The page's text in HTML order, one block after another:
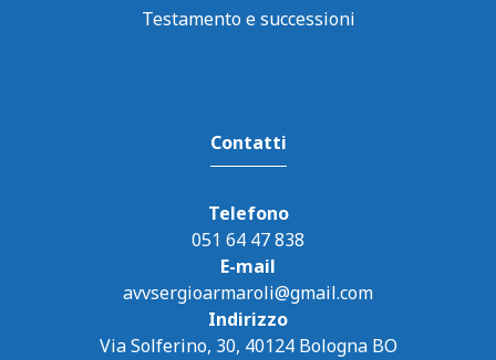
Testamento e successioni
Contatti
Telefono
051 64 47 838
E-mail
avvsergioarmaroli@gmail.com
Indirizzo
Via Solferino, 30, 40124 Bologna BO